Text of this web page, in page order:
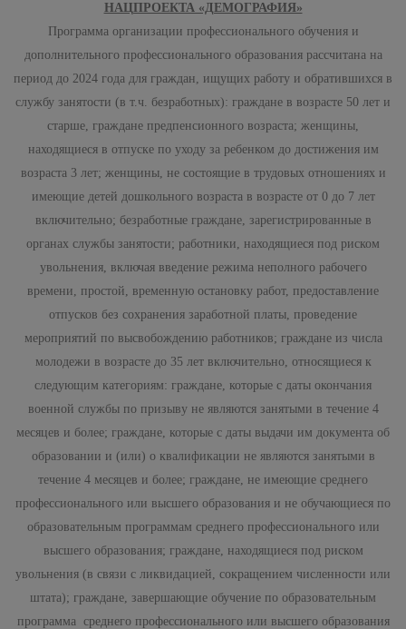
НАЦПРОЕКТА «ДЕМОГРАФИЯ»
Программа организации профессионального обучения и
дополнительного профессионального образования рассчитана на
период до 2024 года для граждан, ищущих работу и обратившихся в
службу занятости (в т.ч. безработных): граждане в возрасте 50 лет и
старше, граждане предпенсионного возраста; женщины,
находящиеся в отпуске по уходу за ребенком до достижения им
возраста 3 лет; женщины, не состоящие в трудовых отношениях и
имеющие детей дошкольного возраста в возрасте от 0 до 7 лет
включительно; безработные граждане, зарегистрированные в
органах службы занятости; работники, находящиеся под риском
увольнения, включая введение режима неполного рабочего
времени, простой, временную остановку работ, предоставление
отпусков без сохранения заработной платы, проведение
мероприятий по высвобождению работников; граждане из числа
молодежи в возрасте до 35 лет включительно, относящиеся к
следующим категориям: граждане, которые с даты окончания
военной службы по призыву не являются занятыми в течение 4
месяцев и более; граждане, которые с даты выдачи им документа об
образовании и (или) о квалификации не являются занятыми в
течение 4 месяцев и более; граждане, не имеющие среднего
профессионального или высшего образования и не обучающиеся по
образовательным программам среднего профессионального или
высшего образования; граждане, находящиеся под риском
увольнения (в связи с ликвидацией, сокращением численности или
штата); граждане, завершающие обучение по образовательным
программа среднего профессионального или высшего образования